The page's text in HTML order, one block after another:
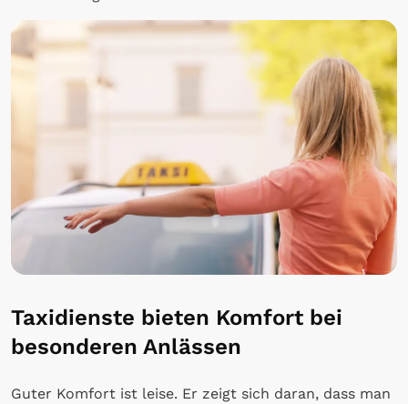
Taxidienste bieten Komfort bei
besonderen Anlässen
Guter Komfort ist leise. Er zeigt sich daran, dass man